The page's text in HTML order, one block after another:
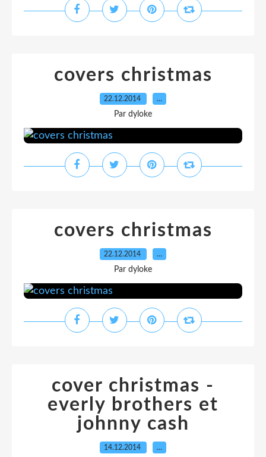
covers christmas
22.12.2014 …
Par dyloke
covers christmas
22.12.2014 …
Par dyloke
cover christmas -
everly brothers et
johnny cash
14.12.2014 …